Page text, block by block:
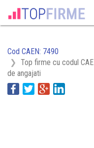
Cod CAEN: 7490
Top firme cu codul
de angajati